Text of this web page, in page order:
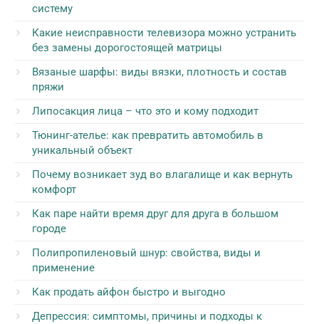
систему
Какие неисправности телевизора можно устранить
без замены дорогостоящей матрицы
Вязаные шарфы: виды вязки, плотность и состав
пряжи
Липосакция лица – что это и кому подходит
Тюнинг-ателье: как превратить автомобиль в
уникальный объект
Почему возникает зуд во влагалище и как вернуть
комфорт
Как паре найти время друг для друга в большом
городе
Полипропиленовый шнур: свойства, виды и
применение
Как продать айфон быстро и выгодно
Депрессия: симптомы, причины и подходы к